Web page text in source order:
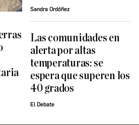
Sandra Ordóñez
Las comunidades en
alerta por altas
temperaturas: se
espera que superen los
40 grados
El Debate